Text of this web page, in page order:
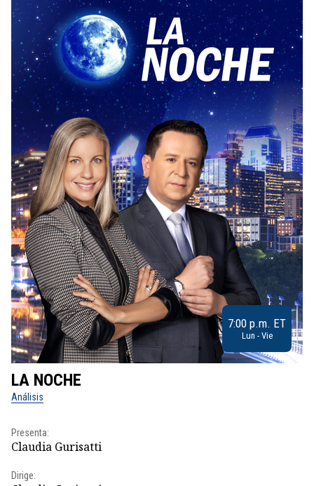
7:00 p.m. ET
Lun - Vie
LA NOCHE
Análisis
Presenta:
Claudia Gurisatti
Dirige: